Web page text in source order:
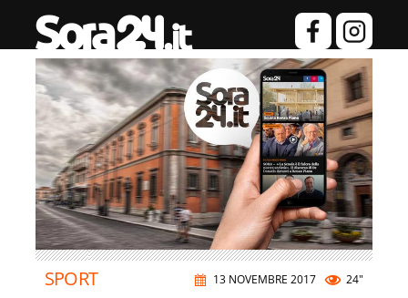
13 NOVEMBRE 2017 24"
SPORT